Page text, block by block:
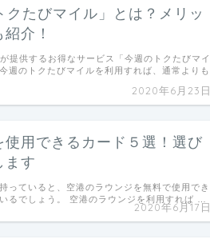
クたびマイル」とは？メリッ
介！
2020年6月23日
提供するお得なサービス「今週のトクたびマイ
週のトクたびマイルを利用すれば、通常よりも
使用できるカード５選！選び
ます
2020年6月17日
っていると、空港のラウンジを無料で使用でき
るでしょう。 空港のラウンジを利用すれば …